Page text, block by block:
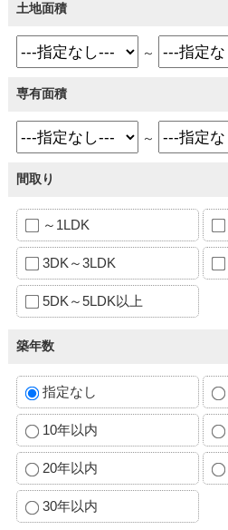
土地面積
～
専有面積
～
間取り
～1LDK
3DK～3LDK
5DK～5LDK以上
築年数
指定なし
10年以内
20年以内
30年以内